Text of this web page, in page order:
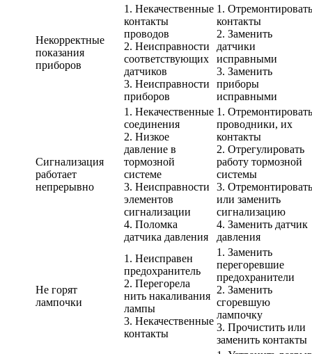
Некорректные
показания
приборов
1. Некачественные
контакты
проводов
2. Неисправности
соответствующих
датчиков
3. Неисправности
приборов
1. Отремонтировать
контакты
2. Заменить
датчики
исправными
3. Заменить
приборы
исправными
Сигнализация
работает
непрерывно
1. Некачественные
соединения
2. Низкое
давление в
тормозной
системе
3. Неисправности
элементов
сигнализации
4. Поломка
датчика давления
1. Отремонтировать
проводники, их
контакты
2. Отрегулировать
работу тормозной
системы
3. Отремонтировать
или заменить
сигнализацию
4. Заменить датчик
давления
Не горят
лампочки
1. Неисправен
предохранитель
2. Перегорела
нить накаливания
лампы
3. Некачественные
контакты
1. Заменить
перегоревшие
предохранители
2. Заменить
сгоревшую
лампочку
3. Прочистить или
заменить контакты